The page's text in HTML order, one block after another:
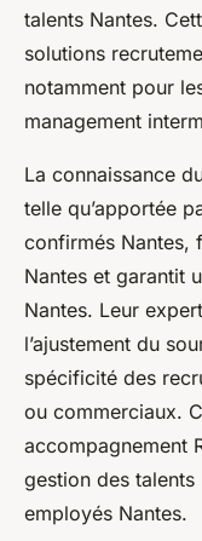
talents Nantes.
solutions
notamment pour
management
La connaissance
telle qu’apportée
confirmés Nantes,
Nantes et garantit
Nantes. Leur
l’ajustement du
spécificité des
ou commerciaux.
accompagnement
gestion des talents
employés Nantes.